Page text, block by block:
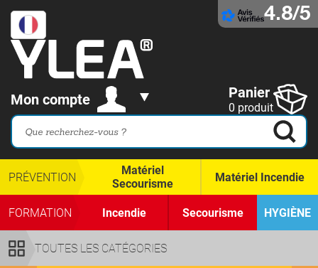
4.8/5
Mon compte Panier
0 produit
TOUTES LES CATÉGORIES
PRÉVENTION
Matériel
Secourisme
Matériel Incendie
FORMATION Incendie Secourisme HYGIÈNE